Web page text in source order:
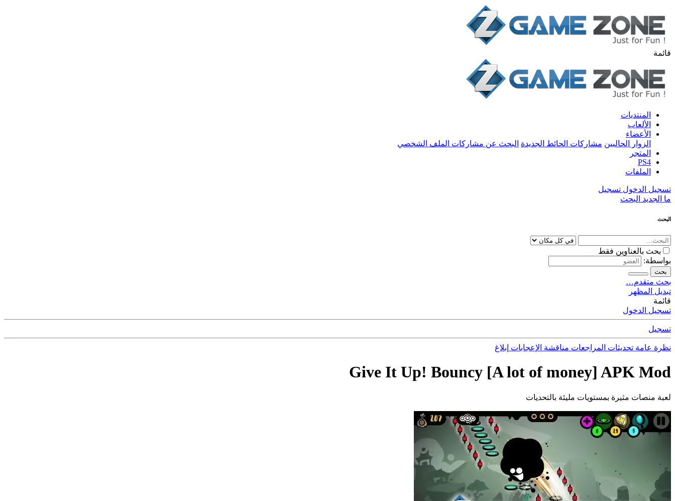
قائمة
المنتديات
الألعاب
الأعضاء
الزوار الحاليين مشاركات الحائط الجديدة البحث عن مشاركات الملف الشخصي
المتجر
PS4
الملفات
تسجيل الدخول تسجيل
ما الجديد البحث
البحث
بحث بالعناوين فقط
بواسطة:
بحث
بحث متقدم…
تبديل المظهر
قائمة
تسجيل الدخول
تسجيل
نظرة عامة تحديثات المراجعات مناقشة الإعجابات إبلاغ
Give It Up! Bouncy [A lot of money] APK Mod
لعبة منصات مثيرة بمستويات مليئة بالتحديات